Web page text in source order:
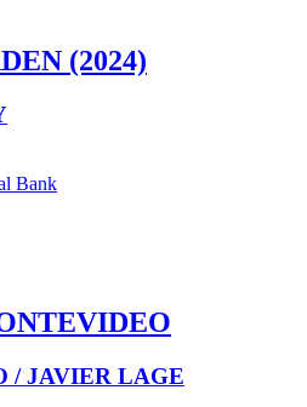
(2024)
/ JAVIER LAGE